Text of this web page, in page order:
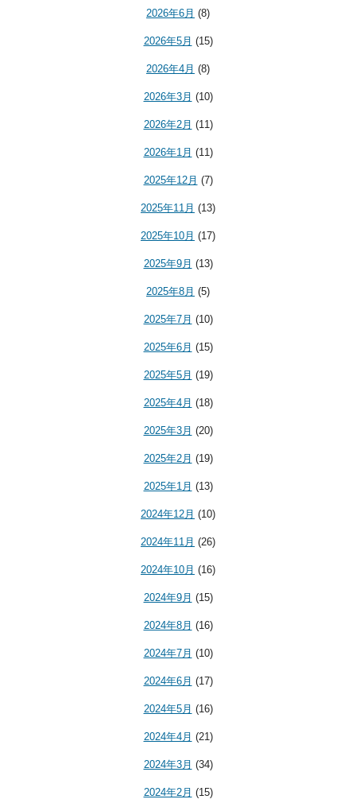
2026年6月 (8)
2026年5月 (15)
2026年4月 (8)
2026年3月 (10)
2026年2月 (11)
2026年1月 (11)
2025年12月 (7)
2025年11月 (13)
2025年10月 (17)
2025年9月 (13)
2025年8月 (5)
2025年7月 (10)
2025年6月 (15)
2025年5月 (19)
2025年4月 (18)
2025年3月 (20)
2025年2月 (19)
2025年1月 (13)
2024年12月 (10)
2024年11月 (26)
2024年10月 (16)
2024年9月 (15)
2024年8月 (16)
2024年7月 (10)
2024年6月 (17)
2024年5月 (16)
2024年4月 (21)
2024年3月 (34)
2024年2月 (15)